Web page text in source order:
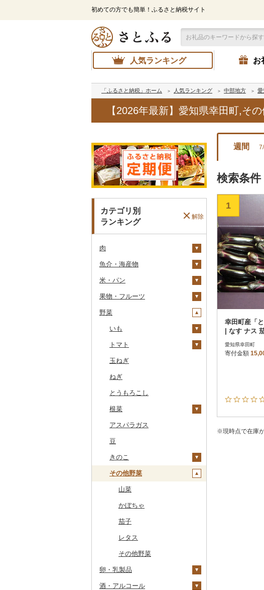
初めての方でも簡単！ふるさと納税サイト
人気ランキング お
「ふるさと納税」ホーム 人気ランキング 中部地方 愛
【2026年最新】愛知県幸田町,そ
カテゴリ別
ランキング
解除
肉
牛肉（精肉）
ステーキ
すき焼き
焼肉
牛タン
和牛
黒毛和牛
白老牛
仙台牛
米沢牛
常陸牛
上州牛
飛騨牛
近江牛
神戸牛・神戸ビーフ
但馬牛
土佐あかうし
佐賀牛
長崎和牛
牛肉（加工品）
ハンバーグ
ローストビーフ
ビーフジャーキー
その他牛肉（加工品）
豚肉（精肉）
すき焼き
しゃぶしゃぶ
焼肉
アグー豚
その他豚肉（精肉）
豚肉（加工品）
ハンバーグ
もつ鍋
ハム
ソーセージ・ウインナ
鶏肉
鶏肉（精肉）
ハム・ソーセージ
唐揚げ
中津からあげ
水炊き
地鶏
その他鶏肉
鹿肉
馬肉
羊肉・ラム肉（ジンギス
魚介・海産物
カニ
ズワイガニ
毛ガニ
かにしゃぶ
その他カニ
エビ
ボタンエビ
伊勢海老
その他エビ
いくら
うに
明太子・たらこ
明太子
たらこ
その他魚卵
数の子
からすみ
キャビア
その他魚卵
貝
帆立（ホタテ）
鮑（アワビ）
牡蠣（カキ）
しじみ
サザエ
はまぐり
その他貝
うなぎ
鮮魚
鮭・サーモン
イワシ
カツオ
金目鯛
クエ
くじら
サバ
さんま
鯛
のどぐろ
イカ・タコ
タコ
海苔・海藻
海苔
わかめ
ひじき
その他海苔・海藻
干物
ししゃも
その他干物
その他魚介・加工品
しらす・ちりめん
かまぼこ・練り製品
その他魚介・加工品
米・パン
米
無洗米
玄米
金芽米
ゆめぴりか
つや姫
コシヒカリ
はえぬき
あきたこまち
ひとめぼれ
ミルキークィーン
ななつぼし
その他米
雑穀
餅
その他穀物加工品
パン
果物・フルーツ
ぶどう・マスカット
巨峰
ナガノパープル
ピオーネ
デラウェア
シャインマスカット
その他ぶどう・マスカ
いちご
りんご
もも
メロン
さくらんぼ
梨
和梨
マンゴー
みかん・柑橘
みかん
レモン
不知火・デコポン
せとか
文旦
まどんな
ポンカン
その他柑橘
すいか
キウイ
柿（カキ）
ドライフルーツ
干し柿
干し芋
その他ドライフルーツ
その他果物
びわ
ブルーベリー
パイナップル
栗
野菜
いも
じゃがいも
さつまいも
その他いも
トマト
フルーツトマト
ミニトマト
その他トマト
玉ねぎ
ねぎ
とうもろこし
根菜
人参
自然薯
レンコン
にんにく・生姜
その他根菜
アスパラガス
豆
きのこ
しいたけ
松茸
その他きのこ
その他野菜
山菜
かぼちゃ
茄子
レタス
その他野菜
卵・乳製品
卵
酒・アルコール
週間
検索条件
1
幸田町産「
| なす ナス
月下旬頃に
愛知県幸田町
寄付金額
※現時点で在庫